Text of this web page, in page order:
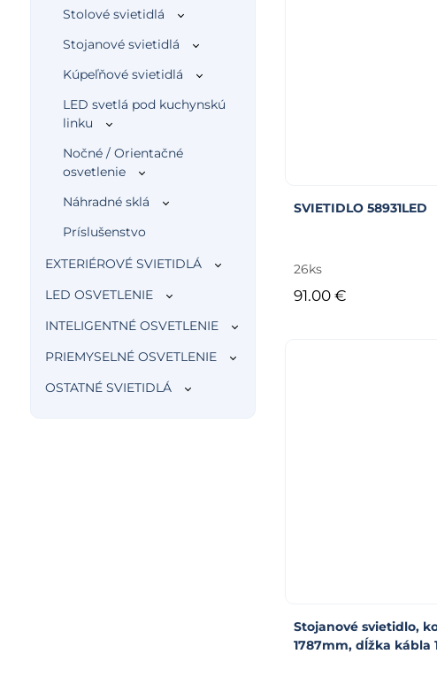
Stolové svietidlá
Stojanové svietidlá
Kúpeľňové svietidlá
LED svetlá pod kuchynskú
linku
Nočné / Orientačné
osvetlenie
Náhradné sklá
Príslušenstvo
EXTERIÉROVÉ SVIETIDLÁ
LED OSVETLENIE
INTELIGENTNÉ OSVETLENIE
PRIEMYSELNÉ OSVETLENIE
OSTATNÉ SVIETIDLÁ
SVIETIDLO 58931LED
26ks
91.00 €
Stojanové svietidlo,
1787mm, dĺžka kábla